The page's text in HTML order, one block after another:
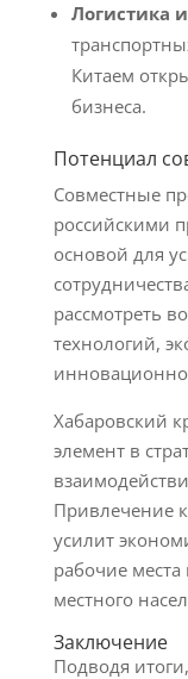
Логистика
Китаем
бизнеса.
Потенциал
Совместные
российскими
основой для
рассмотреть
технологий,
Хабаровский
элемент в
Привлечение
усилит
рабочие
местного
Заключение
Подводя